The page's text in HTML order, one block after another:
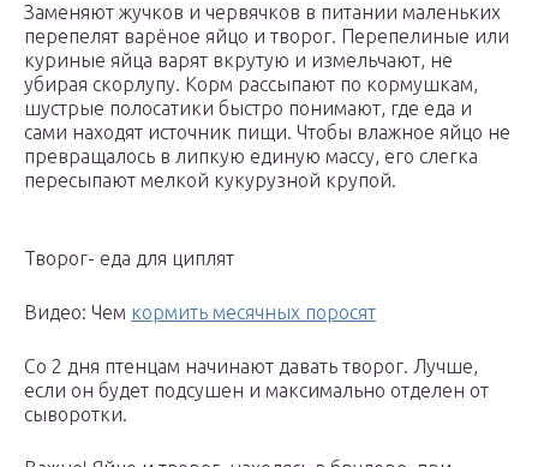
Заменяют жучков и червячков в питании маленьких
перепелят варёное яйцо и творог. Перепелиные или
куриные яйца варят вкрутую и измельчают, не
убирая скорлупу. Корм рассыпают по кормушкам,
шустрые полосатики быстро понимают, где еда и
сами находят источник пищи. Чтобы влажное яйцо не
превращалось в липкую единую массу, его слегка
пересыпают мелкой кукурузной крупой.
Творог- еда для циплят
Видео: Чем кормить месячных поросят
Со 2 дня птенцам начинают давать творог. Лучше,
если он будет подсушен и максимально отделен от
сыворотки.